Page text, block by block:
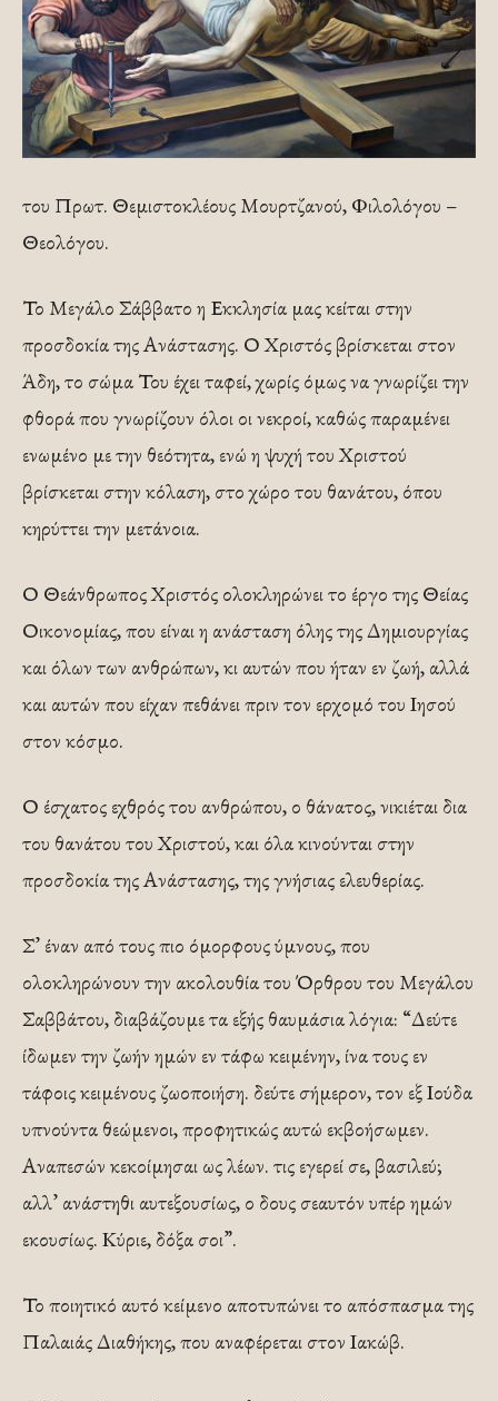
του Πρωτ. Θεμιστοκλέους Μουρτζανού, Φιλολόγου –
Θεολόγου.
Το Μεγάλο Σάββατο η Εκκλησία μας κείται στην
προσδοκία της Ανάστασης. Ο Χριστός βρίσκεται στον
Άδη, το σώμα Του έχει ταφεί, χωρίς όμως να γνωρίζει την
φθορά που γνωρίζουν όλοι οι νεκροί, καθώς παραμένει
ενωμένο με την θεότητα, ενώ η ψυχή του Χριστού
βρίσκεται στην κόλαση, στο χώρο του θανάτου, όπου
κηρύττει την μετάνοια.
Ο Θεάνθρωπος Χριστός ολοκληρώνει το έργο της Θείας
Οικονομίας, που είναι η ανάσταση όλης της Δημιουργίας
και όλων των ανθρώπων, κι αυτών που ήταν εν ζωή, αλλά
και αυτών που είχαν πεθάνει πριν τον ερχομό του Ιησού
στον κόσμο.
Ο έσχατος εχθρός του ανθρώπου, ο θάνατος, νικιέται δια
του θανάτου του Χριστού, και όλα κινούνται στην
προσδοκία της Ανάστασης, της γνήσιας ελευθερίας.
Σ’ έναν από τους πιο όμορφους ύμνους, που
ολοκληρώνουν την ακολουθία του Όρθρου του Μεγάλου
Σαββάτου, διαβάζουμε τα εξής θαυμάσια λόγια: “Δεύτε
ίδωμεν την ζωήν ημών εν τάφω κειμένην, ίνα τους εν
τάφοις κειμένους ζωοποιήση. δεύτε σήμερον, τον εξ Ιούδα
υπνούντα θεώμενοι, προφητικώς αυτώ εκβοήσωμεν.
Αναπεσών κεκοίμησαι ως λέων. τις εγερεί σε, βασιλεύ;
αλλ’ ανάστηθι αυτεξουσίως, ο δους σεαυτόν υπέρ ημών
εκουσίως. Κύριε, δόξα σοι”.
Το ποιητικό αυτό κείμενο αποτυπώνει το απόσπασμα της
Παλαιάς Διαθήκης, που αναφέρεται στον Ιακώβ.